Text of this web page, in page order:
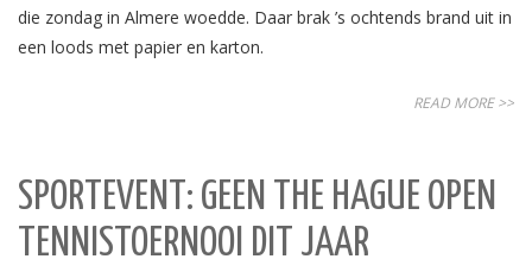
die zondag in Almere woedde. Daar brak ’s ochtends brand uit in
een loods met papier en karton.
READ MORE >>
SPORTEVENT: GEEN THE HAGUE OPEN
TENNISTOERNOOI DIT JAAR